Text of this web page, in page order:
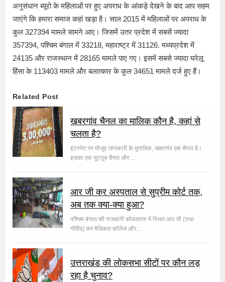
अनुसंधान ब्यूरो के महिलाओं पर हुए अपराध के आंकडे़ देखने के बाद आप सहम
जाएंगे कि हमारा समाज कहां खड़ा है। साल 2015 में महिलाओं पर अपराध के
कुल 327394 मामले सामने आए। जिसमें उतर प्रदेश में सबसें ज्यादा
357394, पश्चिम बंगाल में 33218, महाराष्ट्र में 31126. मध्यप्रदेश में
24135 और राजस्थान में 28165 मामले पाए गए। इसमें सबसे ज्यादा घरेलू
हिंसा के 113403 मामले और बलात्कार के कुल 34651 मामले दर्ज हुए हैं।
Related Post
खबरगांव चैनल का मालिक कौन है, कहां से
चलता है?
इंटरनेट पर मौजूद जानकारी के मुताबिक, खबरगांव एक चैनल है।
इसका एक यूट्यूब चैनल और…
आर जी कर अस्पताल से सुप्रीम कोर्ट तक,
अब तक क्या-क्या हुआ?
पश्चिम बंगाल की राजधानी कोलकाता में स्थित आर जी (राधा
गोविंद) कर मेडिकल कॉलेज और…
उत्तराखंड की लोकसभा सीटों पर कौन लड़
रहा है चुनाव?